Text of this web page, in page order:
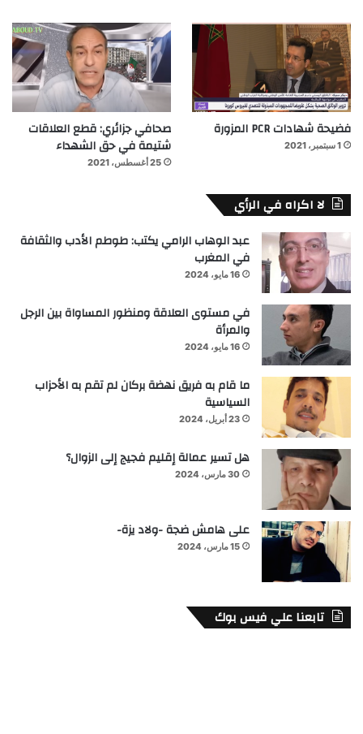
فضيحة شهادات PCR المزورة
1 سبتمبر، 2021
صحافي جزائري: قطع العلاقات
شتيمة في حق الشهداء
25 أغسطس، 2021
لا اكراه في الرأي
عبد الوهاب الرامي يكتب: طوطم الأدب والثقافة
في المغرب
16 مايو، 2024
في مستوى العلاقة ومنظور المساواة بين الرجل
والمرأة
16 مايو، 2024
ما قام به فريق نهضة بركان لم تقم به الأحزاب
السياسية
23 أبريل، 2024
هل تسير عمالة إقليم فجيج إلى الزوال؟
30 مارس، 2024
على هامش ضجة -ولاد يزة-
15 مارس، 2024
تابعنا علي فيس بوك